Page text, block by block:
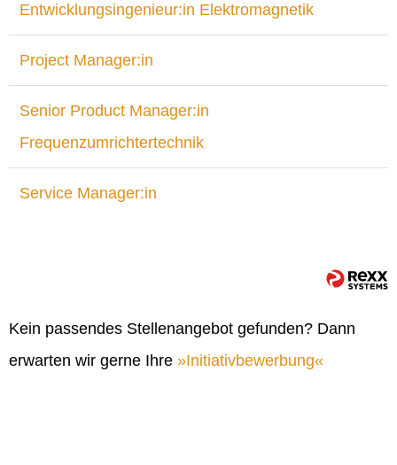
Entwicklungsingenieur:in Elektromagnetik
Project Manager:in
Senior Product Manager:in
Frequenzumrichtertechnik
Service Manager:in
Kein passendes Stellenangebot gefunden? Dann
erwarten wir gerne Ihre
Initiativbewerbung